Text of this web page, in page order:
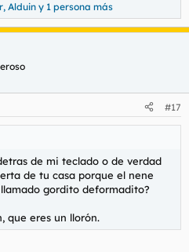
, Alduin y 1 persona más
#17
de mi teclado o de verdad
de tu casa porque el nene
gordito deformadito?
que eres un llorón.